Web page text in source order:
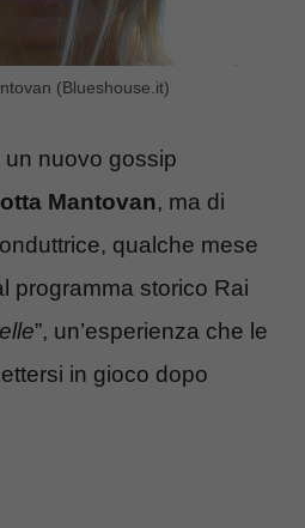
(Blueshouse.it)
nuovo gossip
Mantovan, ma di
qualche mese
programma storico Rai
”, un’esperienza che le
in gioco dopo